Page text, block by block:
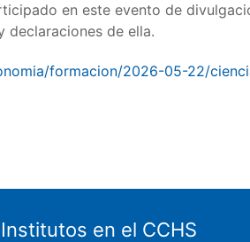
en este evento de
declaraciones de ella.
formacion/2026-05-22/
Institutos en el CCHS